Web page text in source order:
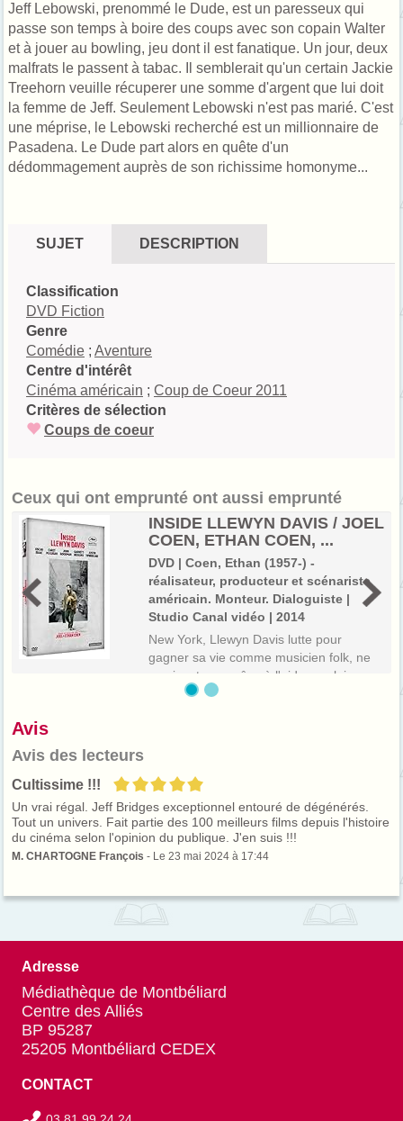
Jeff Lebowski, prenommé le Dude, est un paresseux qui
passe son temps à boire des coups avec son copain Walter
et à jouer au bowling, jeu dont il est fanatique. Un jour, deux
malfrats le passent à tabac. Il semblerait qu'un certain Jackie
Treehorn veuille récuperer une somme d'argent que lui doit
la femme de Jeff. Seulement Lebowski n'est pas marié. C'est
une méprise, le Lebowski recherché est un millionnaire de
Pasadena. Le Dude part alors en quête d'un
dédommagement auprès de son richissime homonyme...
SUJET DESCRIPTION
Classification
DVD Fiction
Genre
Comédie ; Aventure
Centre d'intérêt
Cinéma américain ; Coup de Coeur 2011
Critères de sélection
Coups de coeur
Ceux qui ont emprunté ont aussi emprunté
INSIDE LLEWYN DAVIS / JOEL
COEN, ETHAN COEN, ...
DVD | Coen, Ethan (1957-) -
réalisateur, producteur et scénariste
américain. Monteur. Dialoguiste |
Studio Canal vidéo | 2014
New York, Llewyn Davis lutte pour
gagner sa vie comme musicien folk, ne
survivant que grâce à l'aide que lui
apportent des amis ou des inconnus.
Avis
Avis des lecteurs
Cultissime !!! 5/5
Un vrai régal. Jeff Bridges exceptionnel entouré de dégénérés.
Tout un univers. Fait partie des 100 meilleurs films depuis l'histoire
du cinéma selon l'opinion du publique. J'en suis !!!
M. CHARTOGNE François - Le 23 mai 2024 à 17:44
Adresse
Médiathèque de Montbéliard
Centre des Alliés
BP 95287
25205 Montbéliard CEDEX
CONTACT